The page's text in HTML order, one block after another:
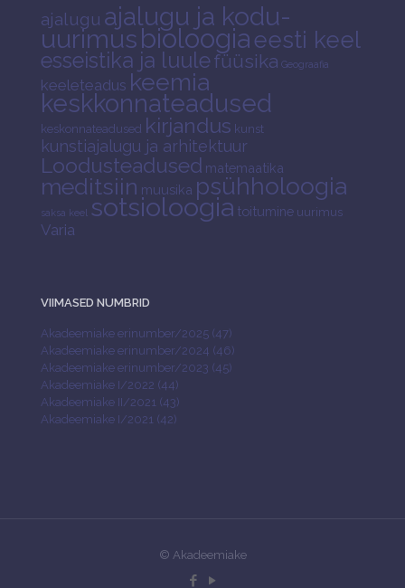
ajalugu ajalugu ja kodu-
uurimusbioloogia eesti keel
esseistika ja luulefüüsika Geograafia
keeleteadus keemia
keskkonnateadused
keskonnateadused kirjandus kunst
kunstiajalugu ja arhitektuur
Loodusteadused matemaatika
meditsiin muusika psühholoogia
saksa keel sotsioloogia toitumine uurimus
Varia
VIIMASED NUMBRID
Akadeemiake erinumber/2025 (47)
Akadeemiake erinumber/2024 (46)
Akadeemiake erinumber/2023 (45)
Akadeemiake I/2022 (44)
Akadeemiake II/2021 (43)
Akadeemiake I/2021 (42)
© Akadeemiake